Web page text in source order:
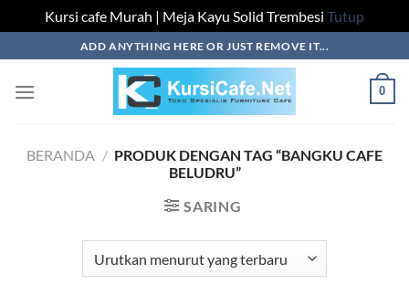
Kursi cafe Murah | Meja Kayu Solid Trembesi Tutup
to
content
ADD ANYTHING HERE OR JUST REMOVE IT...
0
BERANDA / PRODUK DENGAN TAG “BANGKU CAFE
BELUDRU”
SARING